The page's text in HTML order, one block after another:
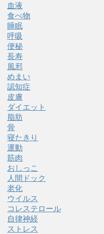
血液
食べ物
睡眠
呼吸
便秘
長寿
風邪
めまい
認知症
皮膚
ダイエット
脂肪
骨
寝たきり
運動
筋肉
おしっこ
人間ドック
老化
ウイルス
コレステロール
自律神経
ストレス